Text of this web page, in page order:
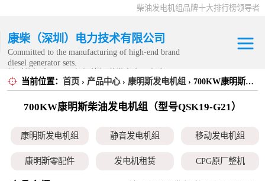
柴油发电机组品牌十大排行榜领导者
康柴（深圳）电力技术有限公司
Committed to the manufacturing of high-end brand
diesel generator sets.
务范围内。
当前位置： 首页 › 产品中心› 康明斯发电机组 › 700KW康明斯柴油发电机组（型号QSK19-G21）
700KW康明斯柴油发电机组（型号QSK19-G21）
康明斯发电机组 静音发电机组 移动发电机组
康明斯零配件 发电机租赁 CPG原厂整机
康明斯发电机组
静音发电机组
移动发电机组